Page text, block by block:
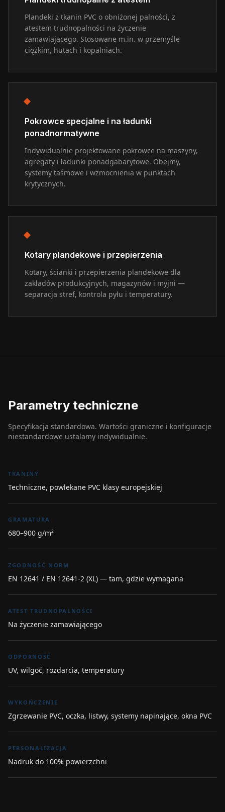
Plandeki z tkanin PVC o obniżonej palności, z
atestem trudnopalności na życzenie
zamawiającego. Stosowane m.in. w przemyśle
ciężkim, hutach i kopalniach.
Pokrowce specjalne i na ładunki
ponadnormatywne
Indywidualnie projektowane pokrowce na maszyny,
agregaty i ładunki ponadgabarytowe. Obejmy,
systemy taśmowe i wzmocnienia w punktach
krytycznych.
Kotary plandekowe i przepierzenia
Kotary, ścianki i przepierzenia plandekowe dla
zakładów produkcyjnych, magazynów i myjni —
separacja stref, kontrola pyłu i temperatury.
Parametry techniczne
Specyfikacja standardowa. Wartości graniczne i konfiguracje
niestandardowe ustalamy indywidualnie.
TKANINY
Techniczne, powlekane PVC klasy europejskiej
GRAMATURA
680–900 g/m²
ZGODNOŚĆ NORM
EN 12641 / EN 12641-2 (XL) — tam, gdzie wymagana
ATEST TRUDNOPALNOŚCI
Na życzenie zamawiającego
ODPORNOŚĆ
UV, wilgoć, rozdarcia, temperatury
WYKOŃCZENIE
Zgrzewanie PVC, oczka, listwy, systemy napinające, okna PVC
PERSONALIZACJA
Nadruk do 100% powierzchni